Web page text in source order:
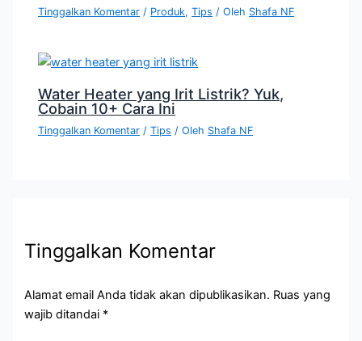
Tinggalkan Komentar / Produk,Tips / Oleh Shafa NF
Water Heater yang Irit Listrik? Yuk,
Cobain 10+ Cara Ini
Tinggalkan Komentar /Tips / Oleh Shafa NF
Tinggalkan Komentar
Alamat email Anda tidak akan dipublikasikan. Ruas yang
wajib ditandai *